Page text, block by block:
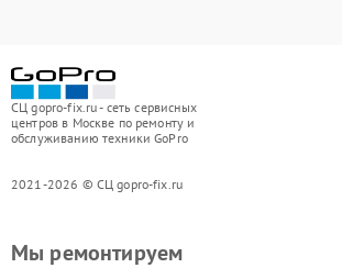
СЦ gopro-fix.ru - сеть сервисных
центров в Москве по ремонту и
обслуживанию техники GoPro
2021-2026 © СЦ gopro-fix.ru
Мы ремонтируем